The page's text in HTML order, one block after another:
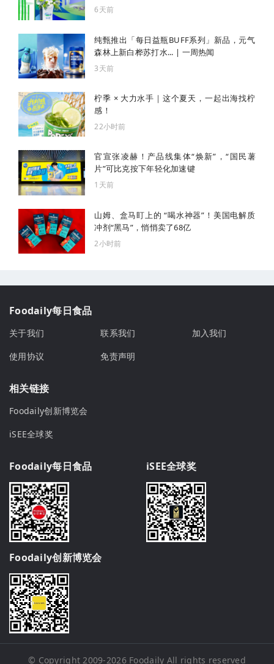
6天前
纯甄推出「每日益瓶BUFF系列」新品，元气
森林上新白桦苏打水... | 一周热闻
3天前
柠季 × 大力水手｜这个夏天，一起出海找柠
感！
22小时前
官宣张凌赫！产品线集体“焕新”，“国民薯
片”可比克按下年轻化加速键
1天前
山姆、盒马盯上的 “喝水神器”！美国电解质
冲剂“黑马”，悄悄卖了68亿
2小时前
Foodaily每日食品
关于我们 联系我们
加入我们
使用协议
免责声明
相关链接
Foodaily创新博览会
iSEE全球奖
Foodaily每日食品 iSEE全球奖
Foodaily创新博览会
© Copyright 2009-2026 Foodaily All rights reserved